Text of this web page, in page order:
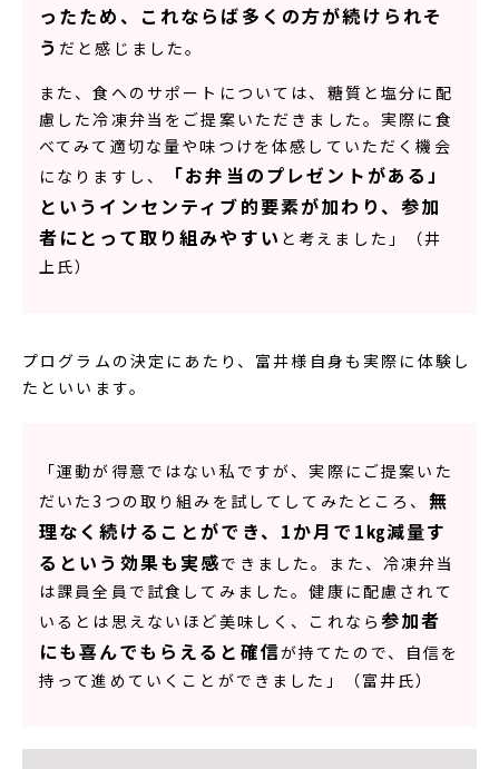
ったため、これならば多くの方が続けられそ
う だと感じました。
また、食へのサポートについては、糖質と塩分に配
慮した冷凍弁当をご提案いただきました。実際に食
べてみて適切な量や味つけを体感していただく機会
になりますし、
「お弁当のプレゼントがある」
というインセンティブ的要素が加わり、参加
者にとって取り組みやすい と考えました」（井
上氏）
プログラムの決定にあたり、富井様自身も実際に体験し
たといいます。
「運動が得意ではない私ですが、実際にご提案いた
だいた3つの取り組みを試してしてみたところ、 無
理なく続けることができ、1か月で1㎏減量す
るという効果も実感できました。また、冷凍弁当
は課員全員で試食してみました。健康に配慮されて
いるとは思えないほど美味しく、これなら参加者
にも喜んでもらえると確信が持てたので、自信を
持って進めていくことができました」（富井氏）